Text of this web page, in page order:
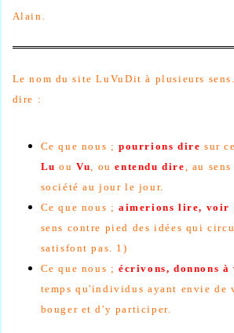
Alain.
Le nom du site LuVuDit à plusieurs
dire :
Ce que nous ; pourrions dire sur
Lu ouVu, ouentendu dire, au
société au jour le jour.
Ce que nous ; aimerions lire, voir
sens contre pied des idées qui
satisfont pas. 1)
Ce que nous ; écrivons, donnons
temps qu'individus ayant envie de
bouger et d'y participer.